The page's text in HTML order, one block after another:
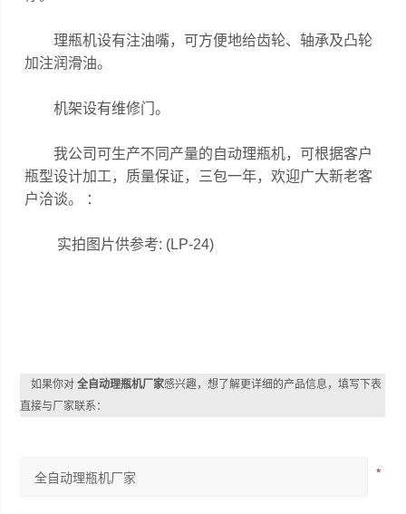
理瓶机设有注油嘴，可方便地给齿轮、轴承及凸轮
加注润滑油。
机架设有维修门。
我公司可生产不同产量的自动理瓶机，可根据客户
瓶型设计加工，质量保证，三包一年，欢迎广大新老客
户洽谈。 ：
实拍图片供参考: (LP-24)
如果你对全自动理瓶机厂家感兴趣，想了解更详细的产品信息，填写下表
直接与厂家联系：